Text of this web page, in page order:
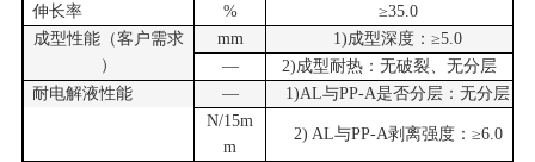
伸长率 % ≥35.0
成型性能（客户需求
）
mm 1)成型深度：≥5 .0
—
2)成型耐热：无破裂、无分层
耐电解液性能
—
1)AL与PP-A是否分层：无分层
N/15m
m
2) AL与PP-A剥离强度： ≥6.0